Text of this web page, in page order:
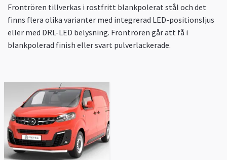
Frontrören tillverkas i rostfritt blankpolerat stål och det
finns flera olika varianter med integrerad LED-positionsljus
eller med DRL-LED belysning. Frontrören går att få i
blankpolerad finish eller svart pulverlackerade.